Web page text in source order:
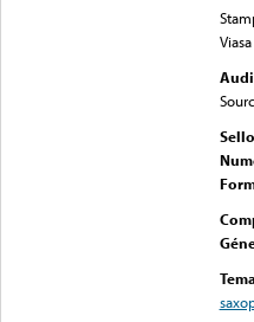
Sello